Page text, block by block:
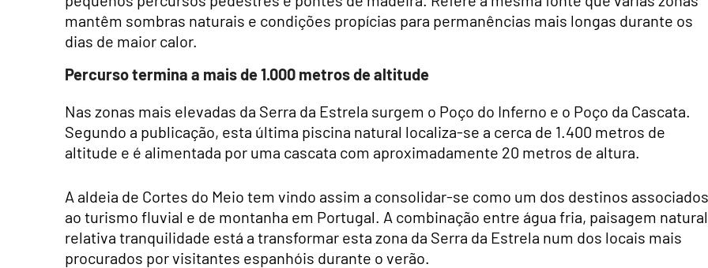
mantêm sombras naturais e condições propícias para permanências mais longas durante os
dias de maior calor.
Percurso termina a mais de 1.000 metros de altitude
Nas zonas mais elevadas da Serra da Estrela surgem o Poço do Inferno e o Poço da Cascata.
Segundo a publicação, esta última piscina natural localiza-se a cerca de 1.400 metros de
altitude e é alimentada por uma cascata com aproximadamente 20 metros de altura.
A aldeia de Cortes do Meio tem vindo assim a consolidar-se como um dos destinos associados
ao turismo fluvial e de montanha em Portugal. A combinação entre água fria, paisagem
relativa tranquilidade está a transformar esta zona da Serra da Estrela num dos locais mais
procurados por visitantes espanhóis durante o verão.